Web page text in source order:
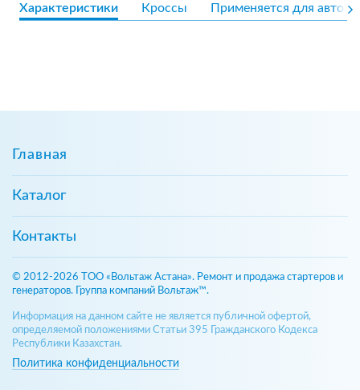
Характеристики Кроссы Применяется для авто
Главная
Каталог
Контакты
© 2012-2026 ТОО «Вольтаж Астана». Ремонт и продажа стартеров и
генераторов. Группа компаний Вольтаж™.
Информация на данном сайте не является публичной офертой,
определяемой положениями Статьи 395 Гражданского Кодекса
Республики Казахстан.
Политика конфиденциальности